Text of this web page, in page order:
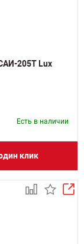
205Т Lux
Есть в наличии
клик